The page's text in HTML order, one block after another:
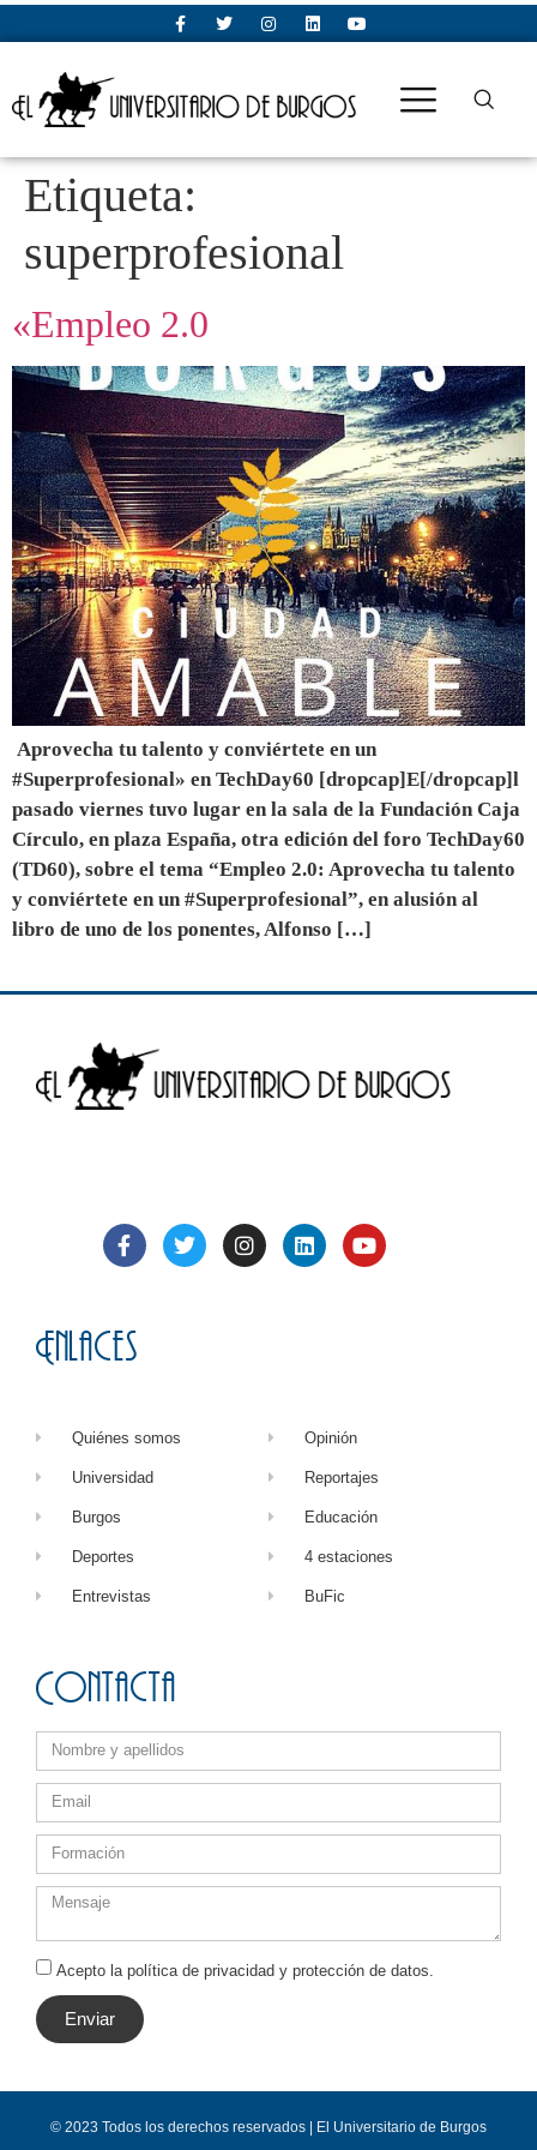
Etiqueta:
superprofesional
«Empleo 2.0
Aprovecha tu talento y conviértete en un
#Superprofesional» en TechDay60 [dropcap]E[/dropcap]l
pasado viernes tuvo lugar en la sala de la Fundación Caja
Círculo, en plaza España, otra edición del foro TechDay60
(TD60), sobre el tema “Empleo 2.0: Aprovecha tu talento
y conviértete en un #Superprofesional”, en alusión al
libro de uno de los ponentes, Alfonso […]
Enlaces
Quiénes somos
Universidad
Burgos
Deportes
Entrevistas
Opinión
Reportajes
Educación
4 estaciones
BuFic
Contacta
Acepto la política de privacidad y protección de datos.
Enviar
© 2023 Todos los derechos reservados | El Universitario de Burgos